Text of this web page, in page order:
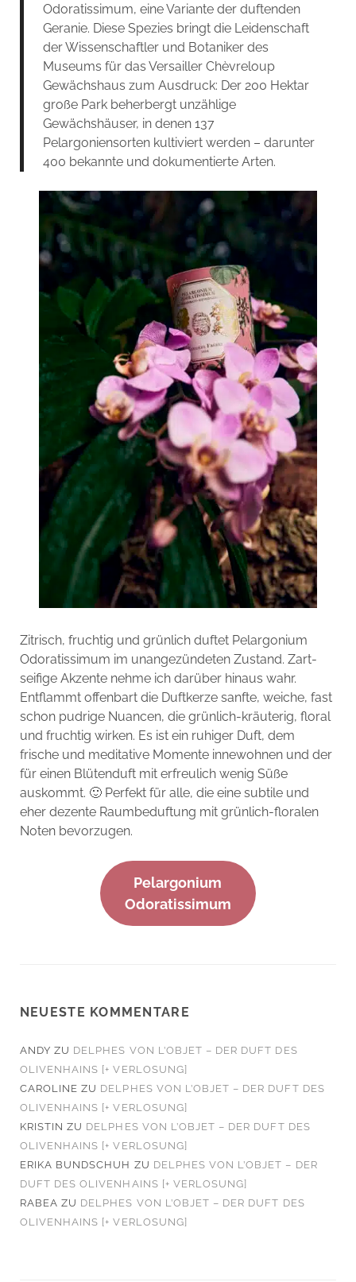
Odoratissimum, eine Variante der duftenden
Geranie. Diese Spezies bringt die Leidenschaft
der Wissenschaftler und Botaniker des
Museums für das Versailler Chèvreloup
Gewächshaus zum Ausdruck: Der 200 Hektar
große Park beherbergt unzählige
Gewächshäuser, in denen 137
Pelargoniensorten kultiviert werden – darunter
400 bekannte und dokumentierte Arten.
Zitrisch, fruchtig und grünlich duftet Pelargonium
Odoratissimum im unangezündeten Zustand. Zart-
seifige Akzente nehme ich darüber hinaus wahr.
Entflammt offenbart die Duftkerze sanfte, weiche, fast
schon pudrige Nuancen, die grünlich-kräuterig, floral
und fruchtig wirken. Es ist ein ruhiger Duft, dem
frische und meditative Momente innewohnen und der
für einen Blütenduft mit erfreulich wenig Süße
auskommt. 🙂 Perfekt für alle, die eine subtile und
eher dezente Raumbeduftung mit grünlich-floralen
Noten bevorzugen.
Pelargonium
Odoratissimum
NEUESTE KOMMENTARE
ANDY ZU DELPHES VON L’OBJET – DER DUFT DES
OLIVENHAINS [+ VERLOSUNG]
CAROLINE ZU DELPHES VON L’OBJET – DER DUFT DES
OLIVENHAINS [+ VERLOSUNG]
KRISTIN ZU DELPHES VON L’OBJET – DER DUFT DES
OLIVENHAINS [+ VERLOSUNG]
ERIKA BUNDSCHUH ZU DELPHES VON L’OBJET – DER
DUFT DES OLIVENHAINS [+ VERLOSUNG]
RABEA ZU DELPHES VON L’OBJET – DER DUFT DES
OLIVENHAINS [+ VERLOSUNG]